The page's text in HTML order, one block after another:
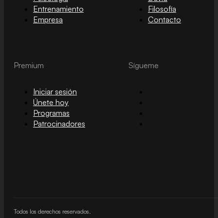
Entrenamiento
Empresa
Filosofía
Contacto
Premium
Iniciar sesión
Únete hoy
Programas
Patrocinadores
Sígueme
Todos los derechos reservados.